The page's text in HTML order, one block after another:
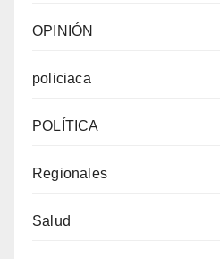
OPINIÓN
policiaca
POLÍTICA
Regionales
Salud